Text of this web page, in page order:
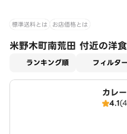
標準送料とは お店価格とは
米野木町南荒田 付近の洋食
ランキング順 フィルター
カレ
山店
4.1